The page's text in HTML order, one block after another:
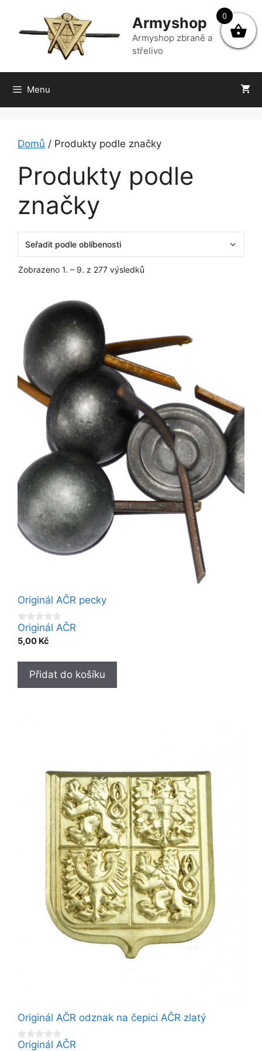
obsah
Armyshop
Armyshop zbraně a
střelivo
Menu
Domů / Produkty podle značky
Produkty podle
značky
Zobrazeno 1. – 9. z 277 výsledků
Originál AČR pecky
0
o
u
o
Originál AČR
5,00 Kč
Přidat do košíku
Originál AČR odznak na čepici AČR zlatý
0
Originál AČR
0